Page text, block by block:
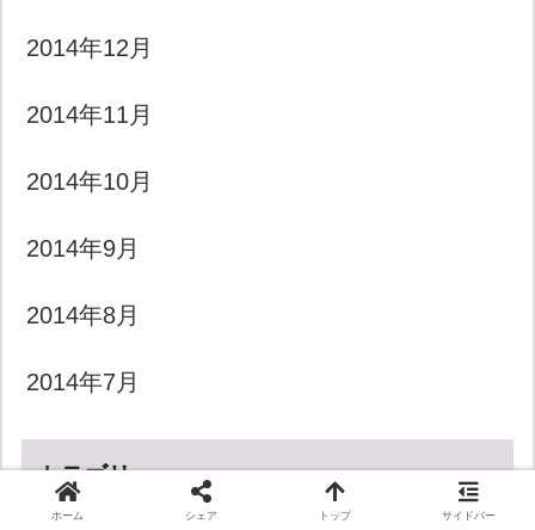
2014年12月
2014年11月
2014年10月
2014年9月
2014年8月
2014年7月
カテゴリー
ホーム シェア トップ サイドバー